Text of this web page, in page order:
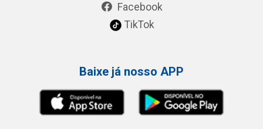
Facebook
TikTok
Baixe já nosso APP